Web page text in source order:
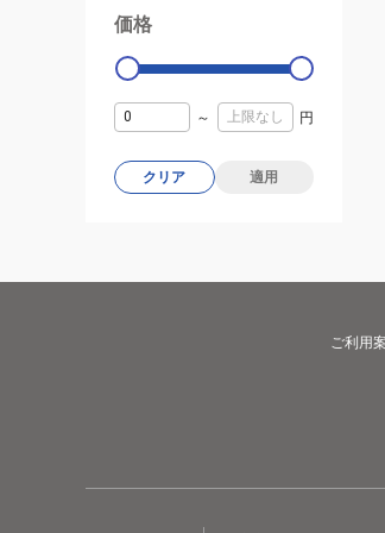
価格
0
～ 円
クリア 適用
ご利用